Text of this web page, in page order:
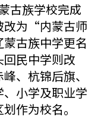
古族学校完成
改为“内蒙古师
古族中学更名
民中学则改
、杭锦后旗、
小学及职业学
作为校名。